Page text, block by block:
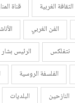
الثقافة الغربية قناة
الفن الغربي
نتفلكس
الرئيس بشار
الفلسفة الروسية
النازحين البلديات